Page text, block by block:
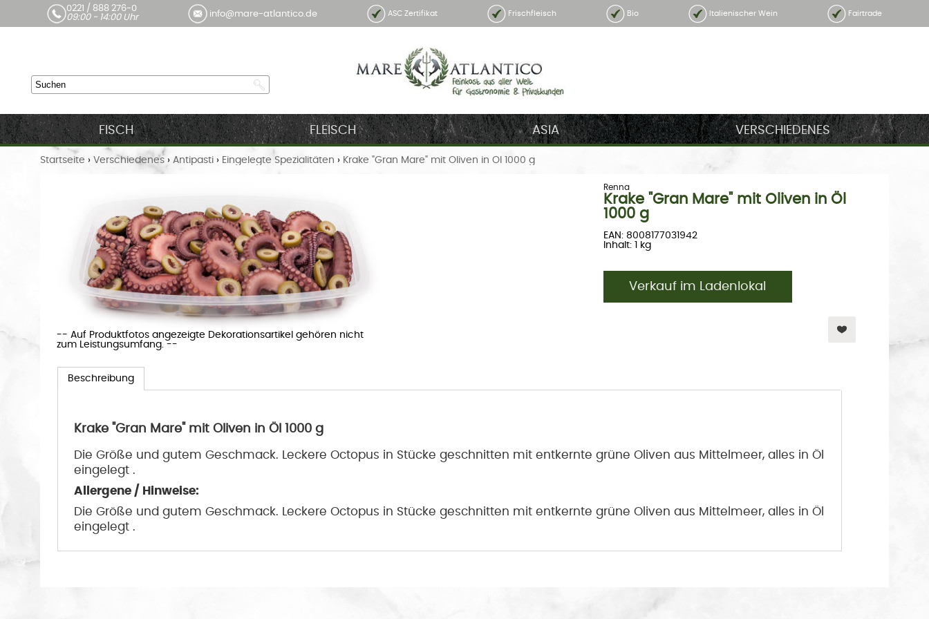
0221 / 888 276-0
09:00 - 14:00 Uhr
info@mare-atlantico.de ASC Zertifikat Frischfleisch Bio Italienischer Wein Fairtrade
FISCH FLEISCH ASIA VERSCHIEDENES
Startseite › Verschiedenes › Antipasti › Eingelegte Spezialitäten › Krake "Gran Mare" mit Oliven in Öl 1000 g
-- Auf Produktfotos angezeigte Dekorationsartikel gehören nicht
zum Leistungsumfang. --
Renna
Krake "Gran Mare" mit Oliven in Öl
1000 g
EAN: 8008177031942
Inhalt: 1 kg
Verkauf im Ladenlokal
Beschreibung
Krake "Gran Mare" mit Oliven in Öl 1000 g
Die Größe und gutem Geschmack. Leckere Octopus in Stücke geschnitten mit entkernte grüne Oliven aus Mittelmeer, alles in Öl
eingelegt .
Allergene / Hinweise:
Die Größe und gutem Geschmack. Leckere Octopus in Stücke geschnitten mit entkernte grüne Oliven aus Mittelmeer, alles in Öl
eingelegt .